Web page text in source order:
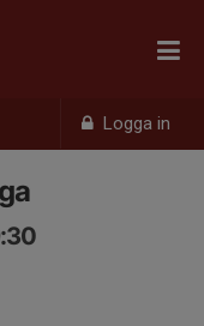
Logga in